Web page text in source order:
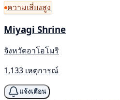
ความเสี่ยงสูง
Miyagi Shrine
จังหวัดอาโอโมริ
1,133 เหตุการณ์
แจ้งเตือน